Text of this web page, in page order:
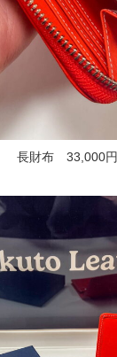
長財布 33,000円